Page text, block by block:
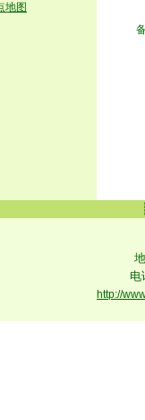
地图
┊
电
http://